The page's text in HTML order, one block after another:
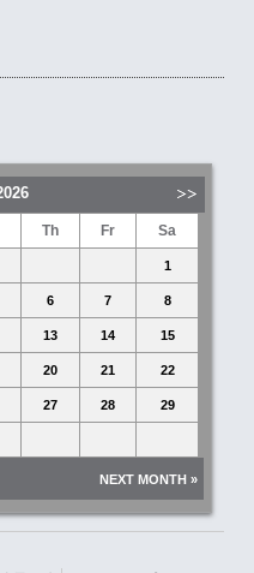
Th Fr Sa
1
6 7 8
13 14 15
20 21 22
27 28 29
NEXT MONTH »